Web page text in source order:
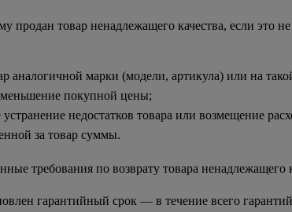
продан товар ненадлежащего качества, если
аналогичной марки (модели, артикула) или на
покупной цены;
устранение недостатков товара или возмещение
за товар суммы.
требования по возврату товара
гарантийный срок — в течение всего